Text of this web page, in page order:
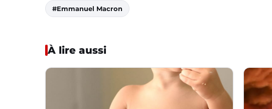
#Emmanuel Macron
À lire aussi